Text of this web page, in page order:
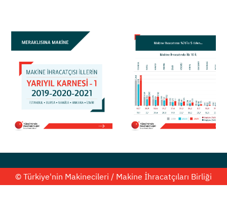
© Türkiye'nin Makinecileri / Makine İhracatçıları Birliği